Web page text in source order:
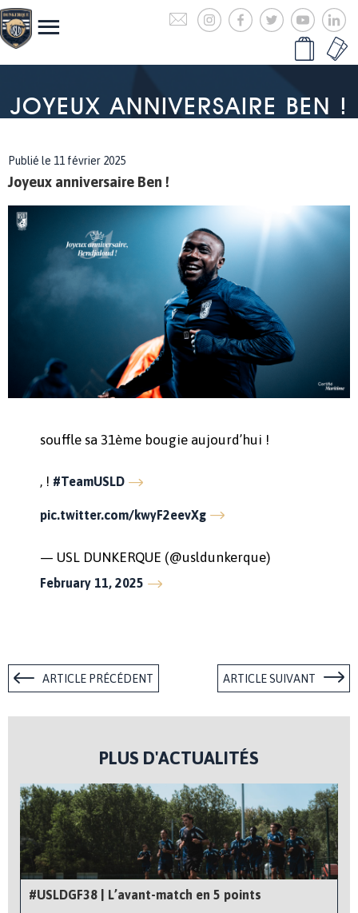
JOYEUX ANNIVERSAIRE BEN !
Publié le 11 février 2025
Joyeux anniversaire Ben !
souffle sa 31ème bougie aujourd’hui !
, ! #TeamUSLD
pic.twitter.com/kwyF2eevXg
— USL DUNKERQUE (@usldunkerque)
February 11, 2025
ARTICLE PRÉCÉDENT ARTICLE SUIVANT
PLUS D'ACTUALITÉS
#USLDGF38 | L’avant-match en 5 points